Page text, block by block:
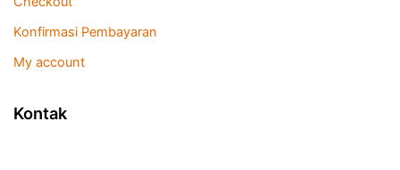
Konfirmasi Pembayaran
My account
Kontak